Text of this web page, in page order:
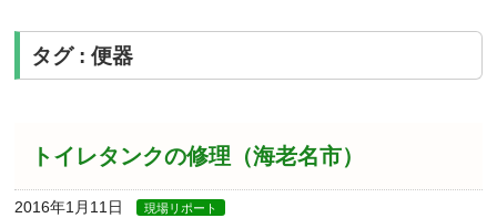
タグ : 便器
トイレタンクの修理（海老名市）
2016年1月11日 現場リポート